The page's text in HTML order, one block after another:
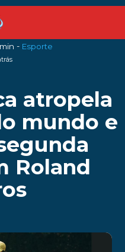
- Esporte
atropela
mundo e
Roland